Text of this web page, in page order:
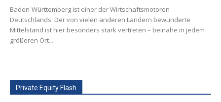
Baden-Württemberg ist einer der Wirtschaftsmotoren
Deutschlands. Der von vielen anderen Ländern bewunderte
Mittelstand ist hier besonders stark vertreten – beinahe in jedem
größeren Ort...
Private Equity Flash